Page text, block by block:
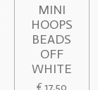
MINI
HOOPS
BEADS
OFF
WHITE
€ 17,50